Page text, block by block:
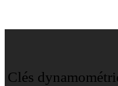
Clés